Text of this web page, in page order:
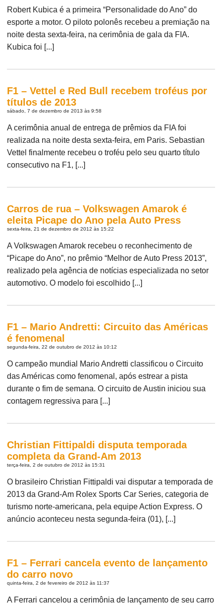
Robert Kubica é a primeira “Personalidade do Ano” do
esporte a motor. O piloto polonês recebeu a premiação na
noite desta sexta-feira, na cerimônia de gala da FIA.
Kubica foi [...]
F1 – Vettel e Red Bull recebem troféus por
títulos de 2013
sábado, 7 de dezembro de 2013 às 9:58
A cerimônia anual de entrega de prêmios da FIA foi
realizada na noite desta sexta-feira, em Paris. Sebastian
Vettel finalmente recebeu o troféu pelo seu quarto título
consecutivo na F1, [...]
Carros de rua – Volkswagen Amarok é
eleita Picape do Ano pela Auto Press
sexta-feira, 21 de dezembro de 2012 às 15:22
A Volkswagen Amarok recebeu o reconhecimento de
“Picape do Ano”, no prêmio “Melhor de Auto Press 2013”,
realizado pela agência de notícias especializada no setor
automotivo. O modelo foi escolhido [...]
F1 – Mario Andretti: Circuito das Américas
é fenomenal
segunda-feira, 22 de outubro de 2012 às 10:12
O campeão mundial Mario Andretti classificou o Circuito
das Américas como fenomenal, após estrear a pista
durante o fim de semana. O circuito de Austin iniciou sua
contagem regressiva para [...]
Christian Fittipaldi disputa temporada
completa da Grand-Am 2013
terça-feira, 2 de outubro de 2012 às 15:31
O brasileiro Christian Fittipaldi vai disputar a temporada de
2013 da Grand-Am Rolex Sports Car Series, categoria de
turismo norte-americana, pela equipe Action Express. O
anúncio aconteceu nesta segunda-feira (01), [...]
F1 – Ferrari cancela evento de lançamento
do carro novo
quinta-feira, 2 de fevereiro de 2012 às 11:37
A Ferrari cancelou a cerimônia de lançamento de seu carro